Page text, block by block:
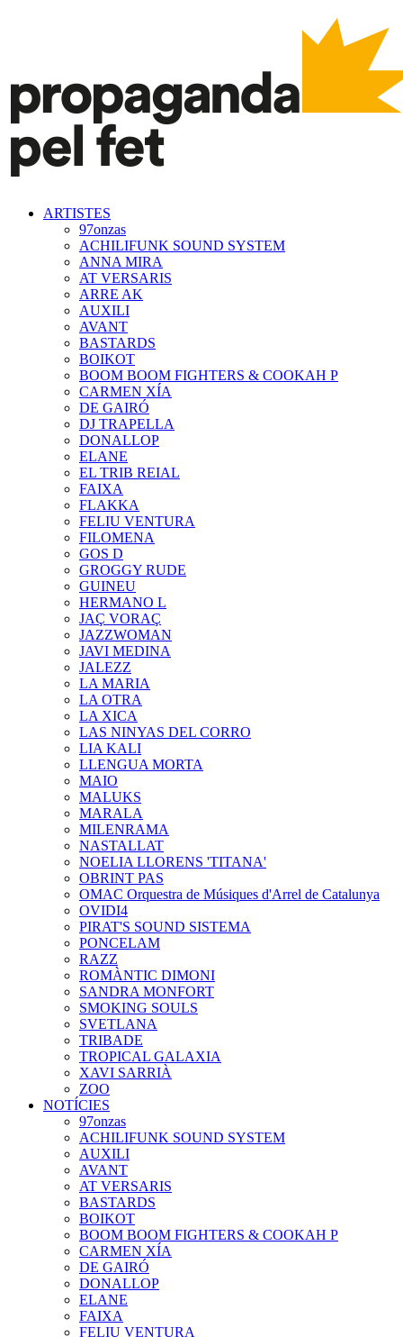
ARTISTES
97onzas
ACHILIFUNK SOUND SYSTEM
ANNA MIRA
AT VERSARIS
ARRE AK
AUXILI
AVANT
BASTARDS
BOIKOT
BOOM BOOM FIGHTERS & COOKAH P
CARMEN XÍA
DE GAIRÓ
DJ TRAPELLA
DONALLOP
ELANE
EL TRIB REIAL
FAIXA
FLAKKA
FELIU VENTURA
FILOMENA
GOS D
GROGGY RUDE
GUINEU
HERMANO L
JAÇ VORAÇ
JAZZWOMAN
JAVI MEDINA
JALEZZ
LA MARIA
LA OTRA
LA XICA
LAS NINYAS DEL CORRO
LIA KALI
LLENGUA MORTA
MAIO
MALUKS
MARALA
MILENRAMA
NASTALLAT
NOELIA LLORENS 'TITANA'
OBRINT PAS
OMAC Orquestra de Músiques d'Arrel de Catalunya
OVIDI4
PIRAT'S SOUND SISTEMA
PONCELAM
RAZZ
ROMÀNTIC DIMONI
SANDRA MONFORT
SMOKING SOULS
SVETLANA
TRIBADE
TROPICAL GALAXIA
XAVI SARRIÀ
ZOO
NOTÍCIES
97onzas
ACHILIFUNK SOUND SYSTEM
AUXILI
AVANT
AT VERSARIS
BASTARDS
BOIKOT
BOOM BOOM FIGHTERS & COOKAH P
CARMEN XÍA
DE GAIRÓ
DONALLOP
ELANE
FAIXA
FELIU VENTURA